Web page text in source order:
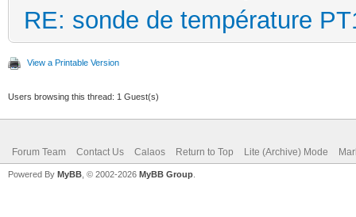
RE: sonde de température
View a Printable Version
Users browsing this thread: 1 Guest(s)
Forum Team Contact Us Calaos Return to Top Lite (Archive) Mode
Powered By MyBB , © 2002-2026 MyBB Group